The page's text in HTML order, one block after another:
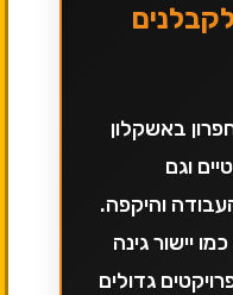
באשקלון
וגם
והיקפה.
יישור גינה
גדולים